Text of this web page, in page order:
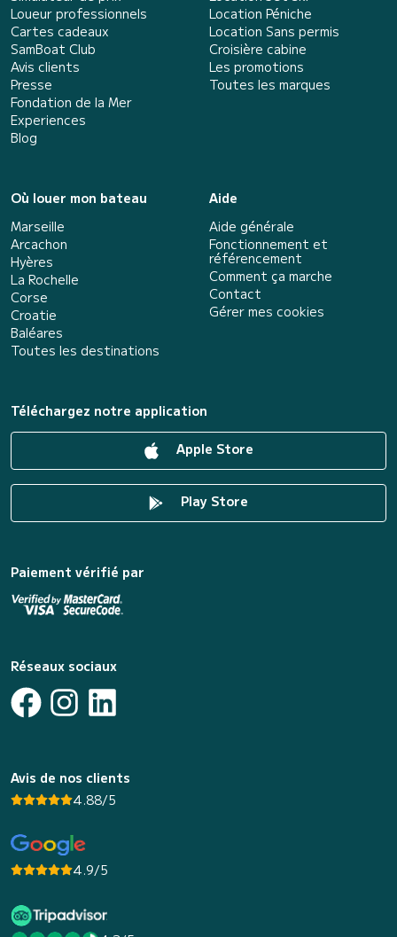
Loueur professionnels
Cartes cadeaux
SamBoat Club
Avis clients
Presse
Fondation de la Mer
Experiences
Blog
Location Péniche
Location Sans permis
Croisière cabine
Les promotions
Toutes les marques
Où louer mon bateau
Marseille
Arcachon
Hyères
La Rochelle
Corse
Croatie
Baléares
Toutes les destinations
Aide
Aide générale
Fonctionnement et
référencement
Comment ça marche
Contact
Gérer mes cookies
Téléchargez notre application
Apple Store
Play Store
Paiement vérifié par
Réseaux sociaux
Avis de nos clients
4.88/5
4.9/5